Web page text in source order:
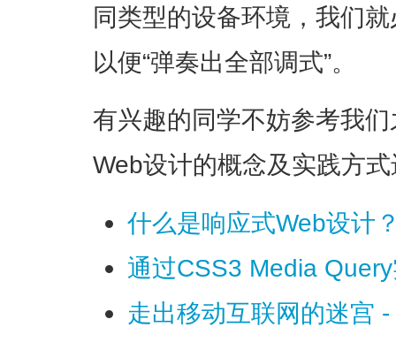
同类型的设备环境，我们
以便“弹奏出全部调式”。
有兴趣的同学不妨参考我
Web设计的概念及实践方
什么是响应式Web设计
通过CSS3 Media
走出移动互联网的迷宫